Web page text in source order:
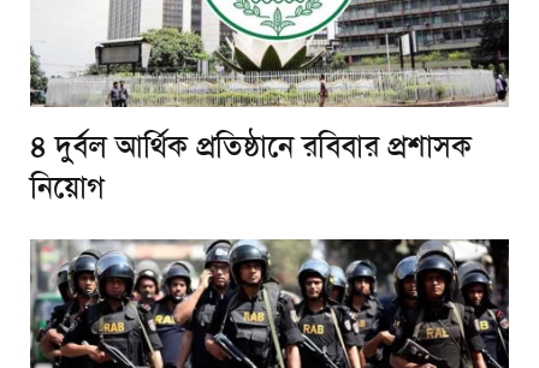
৪ দুর্বল আর্থিক প্রতিষ্ঠানে রবিবার প্রশাসক
নিয়োগ